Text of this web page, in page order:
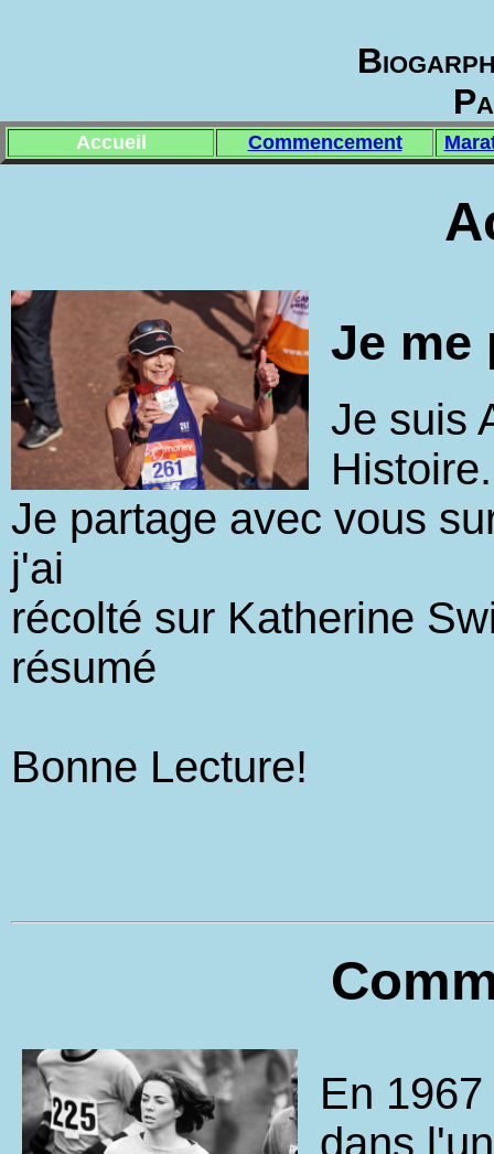
Accueil Commencement
Je me
Je suis
Histoire.
Je partage avec vous
j'ai
récolté sur Katherine
résumé
Bonne Lecture!
En
dans